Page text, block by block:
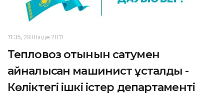
11:35, 28 Шілде 2011
Тепловоз отынын сатумен
айналысқан машинист ұсталды -
Көліктегі ішкі істер департаменті